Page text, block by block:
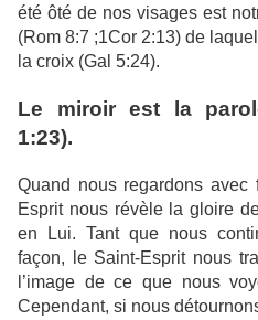
été ôté de nos visages est
(Rom 8:7 ;1Cor 2:13) de
la croix (Gal 5:24).
Le miroir est la
1:23).
Quand nous regardons
Esprit nous révèle la gloire
en Lui. Tant que nous
façon, le Saint-Esprit nous
l’image de ce que nous
Cependant, si nous